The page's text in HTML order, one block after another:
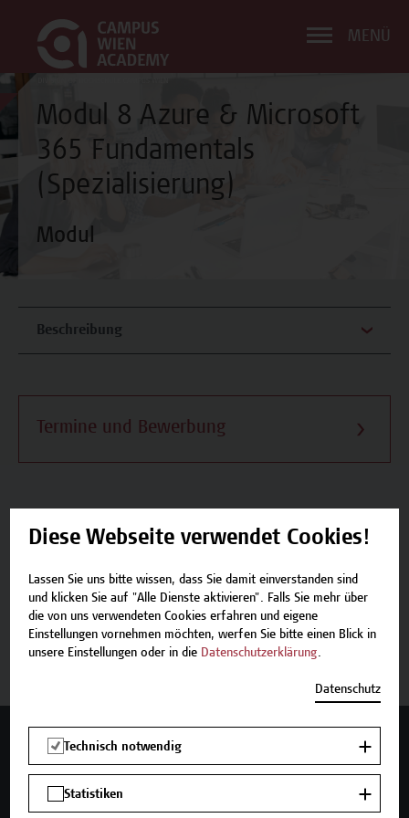
MENÜ
Modul 8 Azure & Microsoft
365 Fundamentals
(Spezialisierung)
Modul
Beschreibung
Termine und Bewerbung
Beschreibung
Termine und Bewerbung
Zurück zum Zertifikatsprogramm
Mehr Infos gewünscht?
Diese Webseite verwendet Cookies!
Lassen Sie uns bitte wissen, dass Sie damit einverstanden sind
und klicken Sie auf "Alle Dienste aktivieren". Falls Sie mehr über
die von uns verwendeten Cookies erfahren und eigene
Einstellungen vornehmen möchten, werfen Sie bitte einen Blick in
unsere Einstellungen oder in die Datenschutzerklärung.
Datenschutz
Technisch notwendig
Statistiken